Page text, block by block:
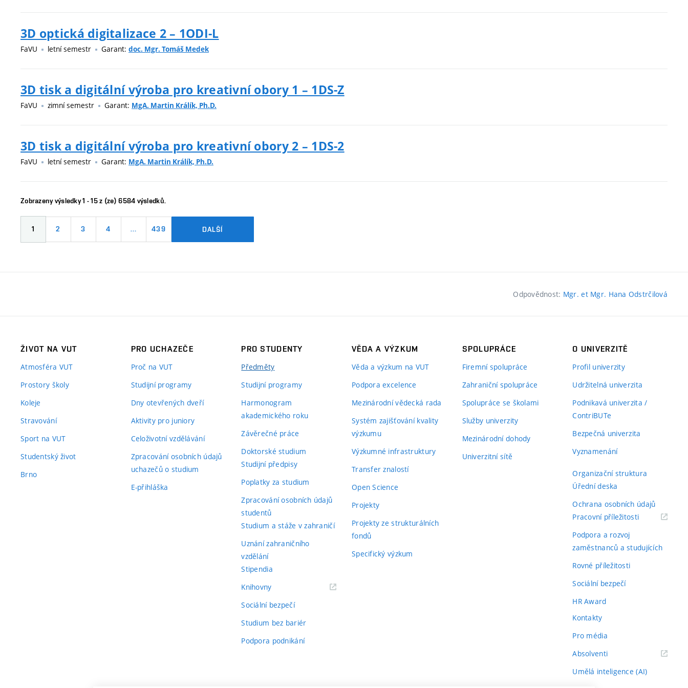
3D optická digitalizace 2 – 1ODI-L
FaVU letní semestr Garant: doc. Mgr. Tomáš Medek
3D tisk a digitální výroba pro kreativní obory 1 – 1DS-Z
FaVU zimní semestr Garant: MgA. Martin Králík, Ph.D.
3D tisk a digitální výroba pro kreativní obory 2 – 1DS-2
FaVU letní semestr Garant: MgA. Martin Králík, Ph.D.
Zobrazeny výsledky 1 - 15 z (ze) 6584 výsledků.
1 2 3 4 … 439 DALŠÍ
Odpovědnost: Mgr. et Mgr. Hana Odstrčilová
ŽIVOT NA VUT
Atmosféra VUT
Prostory školy
Koleje
Stravování
Sport na VUT
Studentský život
Brno
PRO UCHAZEČE
Proč na VUT
Studijní programy
Dny otevřených dveří
Aktivity pro juniory
Celoživotní vzdělávání
Zpracování osobních údajů
uchazečů o studium
E-přihláška
PRO STUDENTY
Předměty
Studijní programy
Harmonogram
akademického roku
Závěrečné práce
Doktorské studium
Studijní předpisy
Poplatky za studium
Zpracování osobních údajů
studentů
Studium a stáže v zahraničí
Uznání zahraničního
vzdělání
Stipendia
Knihovny(externí
Sociální bezpečí
Studium bez bariér
Podpora podnikání
VĚDA A VÝZKUM
Věda a výzkum na VUT
Podpora excelence
Mezinárodní vědecká rada
Systém zajišťování kvality
výzkumu
Výzkumné infrastruktury
Transfer znalostí
Open Science
Projekty
Projekty ze strukturálních
fondů
Specifický výzkum
SPOLUPRÁCE
Firemní spolupráce
Zahraniční spolupráce
Spolupráce se školami
Služby univerzity
Mezinárodní dohody
Univerzitní sítě
O UNIVERZITĚ
Profil univerzity
Udržitelná univerzita
Podnikavá univerzita /
ContriBUTe
Bezpečná univerzita
Vyznamenání
Organizační struktura
Úřední deska
Ochrana osobních údajů
Pracovní příležitosti(externí
Podpora a rozvoj
zaměstnanců a studujících
Rovné příležitosti
Sociální bezpečí
HR Award
Kontakty
Pro média
Absolventi(externí
Umělá inteligence (AI)